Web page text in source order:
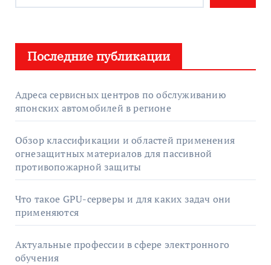
Последние публикации
Адреса сервисных центров по обслуживанию
японских автомобилей в регионе
Обзор классификации и областей применения
огнезащитных материалов для пассивной
противопожарной защиты
Что такое GPU-серверы и для каких задач они
применяются
Актуальные профессии в сфере электронного
обучения